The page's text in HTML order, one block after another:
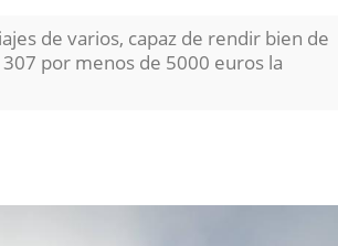
de varios, capaz de rendir bien de
por menos de 5000 euros la